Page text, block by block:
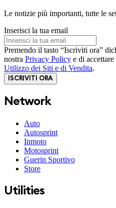
Le notizie più importanti, tutte le
Inserisci la tua email
Premendo il tasto “Iscriviti ora”
nostra Privacy Policy e di accettare
Utilizzo dei Siti e di Vendita.
ISCRIVITI ORA
Network
Auto
Autosprint
Inmoto
Motosprint
Guerin Sportivo
Store
Utilities